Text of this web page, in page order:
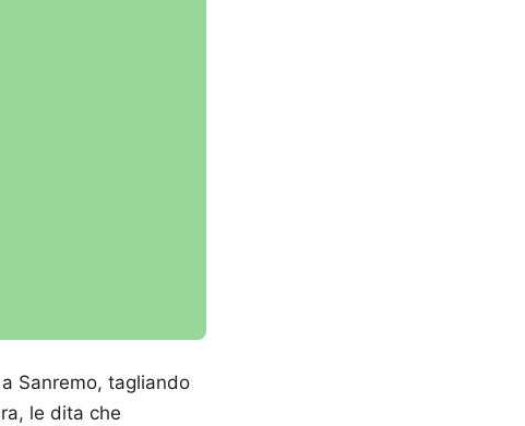
Sanremo, tagliando
le dita che